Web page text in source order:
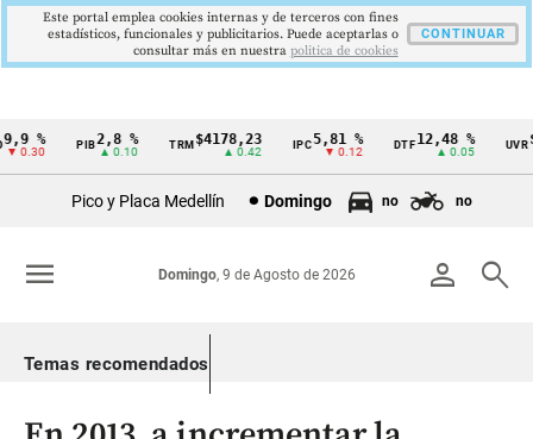
Cintillo
Colombia
%
0.30
PIB2,8 %
▲ 0.10
TRM$4178,23
▲ 0.42
IPC5,81 %
▼ 0.12
DTF12,48 %
▲ 0.05
UVR
Pico y Placa Medellín Domingo no no
person search
Domingo, 9 de Agosto de 2026
menu
Temas recomendados
Este portal emplea cookies internas y de terceros con fines
estadísticos, funcionales y publicitarios. Puede aceptarlas o
consultar más en nuestra politica de cookies
CONTINUAR